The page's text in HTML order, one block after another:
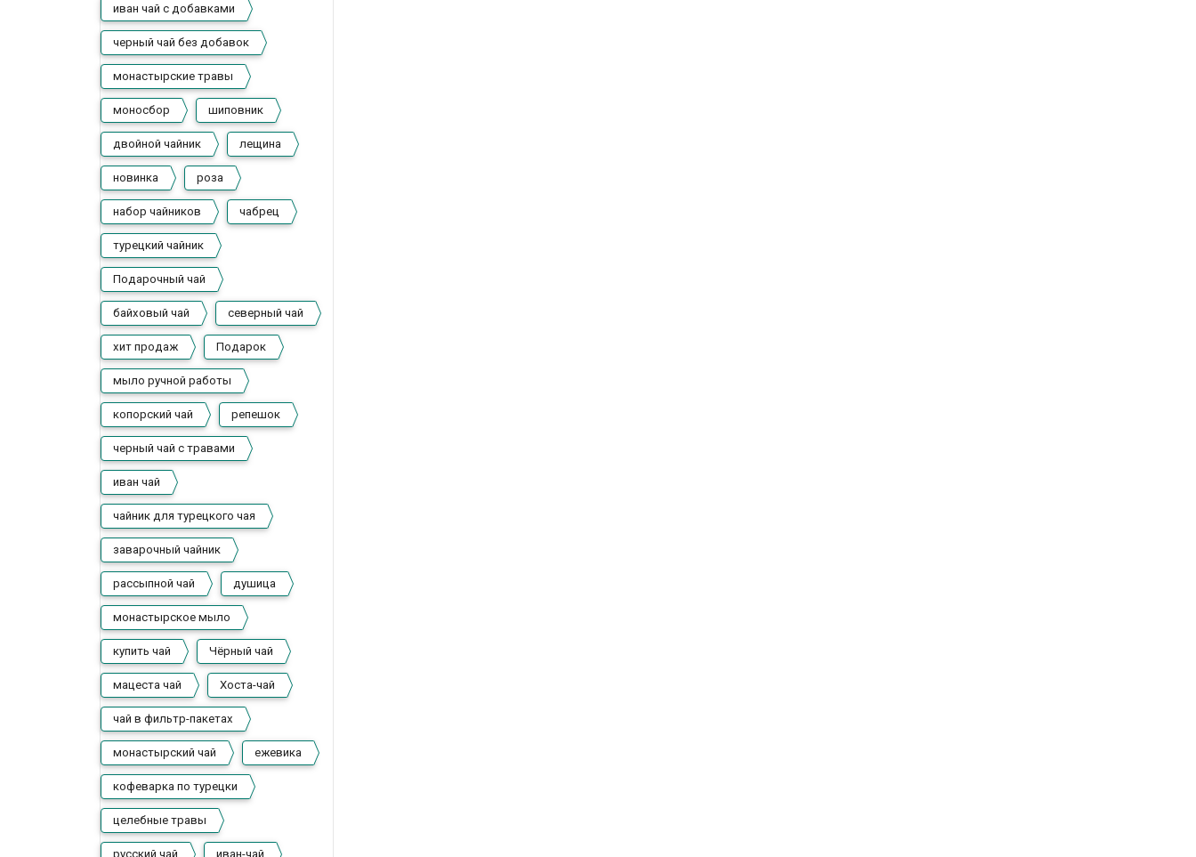
иван чай с добавками
черный чай без добавок
монастырские травы
моносбор шиповник
двойной чайник лещина
новинка роза
набор чайников чабрец
турецкий чайник
Подарочный чай
байховый чай северный чай
хит продаж Подарок
мыло ручной работы
копорский чай репешок
черный чай с травами
иван чай
чайник для турецкого чая
заварочный чайник
рассыпной чай душица
монастырское мыло
купить чай Чёрный чай
мацеста чай Хоста-чай
чай в фильтр-пакетах
монастырский чай ежевика
кофеварка по турецки
целебные травы
русский чай иван-чай